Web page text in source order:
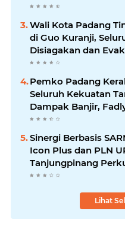
Waspada Banjir
Wali Kota Padang
di Guo Kuranji,
Disiagakan dan
Dipercepat
Pemko Padang
Seluruh Kekuatan
Dampak Banjir,
Desak Percepatan
Pengendalian
Sinergi Berbasis
Icon Plus dan PLN
Tanjungpinang
Kolaborasi Strategis
Lihat